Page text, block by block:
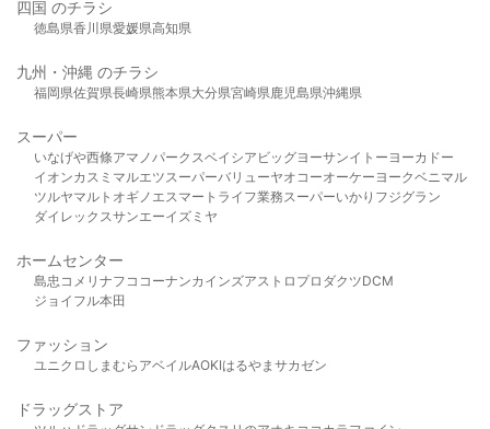
四国 のチラシ
徳島県香川県愛媛県高知県
九州・沖縄 のチラシ
福岡県佐賀県長崎県熊本県大分県宮崎県鹿児島県沖縄県
スーパー
いなげや西條アマノパークスベイシア ビッグヨーサンイトーヨーカドー
イオンカスミ マルエツスーパーバリューヤオコーオーケー ヨークベニマル
ツルヤマルト オギノ エスマート ライフ業務スーパーいかり フジグラン
ダイレックスサンエーイズミヤ
ホームセンター
島忠 コメリ ナフコ コーナンカインズアストロプロダクツDCM
ジョイフル本田
ファッション
ユニクロ しまむら アベイルAOKIはるやま サカゼン
ドラッグストア